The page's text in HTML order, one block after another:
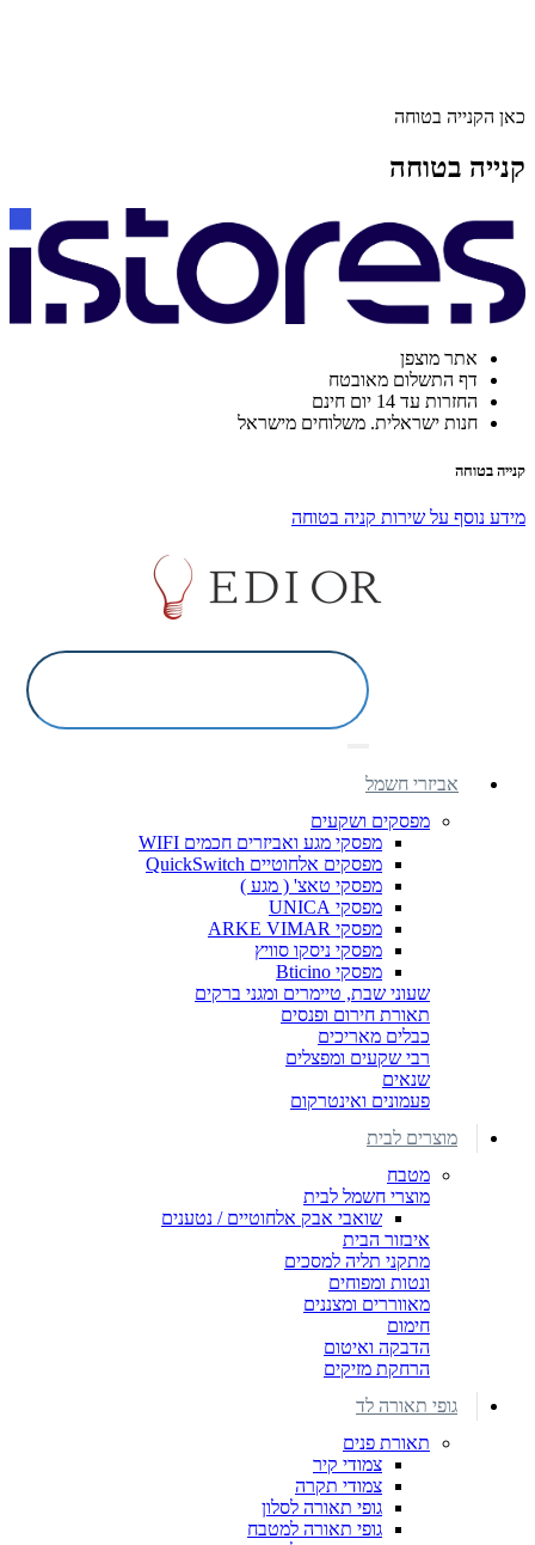
כאן הקנייה בטוחה
קנייה בטוחה
אתר מוצפן
דף התשלום מאובטח
החזרות עד 14 יום חינם
חנות ישראלית. משלוחים מישראל
קנייה בטוחה
מידע נוסף על שירות קניה בטוחה
אביזרי חשמל
מפסקים ושקעים
מפסקי מגע ואביזרים חכמים WIFI
מפסקים אלחוטיים QuickSwitch
מפסקי טאצ' ( מגע )
מפסקי UNICA
מפסקי ARKE VIMAR
מפסקי ניסקו סוויץ
מפסקי Bticino
שעוני שבת, טיימרים ומגני ברקים
תאורת חירום ופנסים
כבלים מאריכים
רבי שקעים ומפצלים
שנאים
פעמונים ואינטרקום
מוצרים לבית
מטבח
מוצרי חשמל לבית
שואבי אבק אלחוטיים / נטענים
איבזור הבית
מתקני תליה למסכים
ונטות ומפוחים
מאווררים ומצננים
חימום
הדבקה ואיטום
הרחקת מזיקים
גופי תאורה לד
תאורת פנים
צמודי קיר
צמודי תקרה
גופי תאורה לסלון
גופי תאורה למטבח